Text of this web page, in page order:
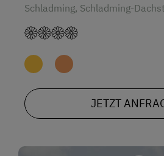
Schladming, Schladming-
JETZT